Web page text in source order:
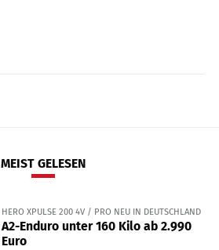
MEIST GELESEN
HERO XPULSE 200 4V / PRO NEU IN DEUTSCHLAND
A2-Enduro unter 160 Kilo ab 2.990
Euro